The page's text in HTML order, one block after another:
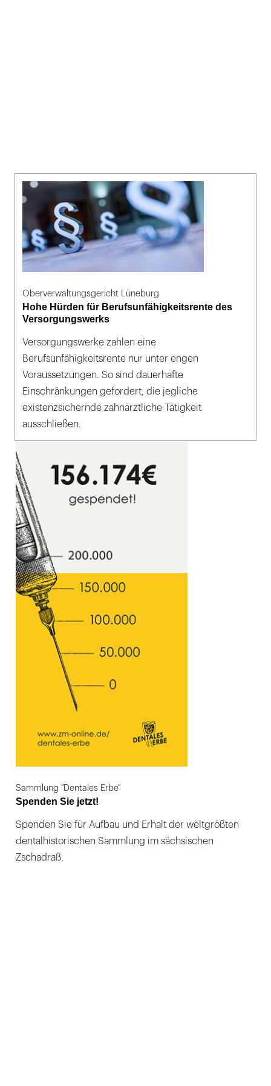
Oberverwaltungsgericht Lüneburg
Hohe Hürden für Berufsunfähigkeitsrente des
Versorgungswerks
Versorgungswerke zahlen eine
Berufsunfähigkeitsrente nur unter engen
Voraussetzungen. So sind dauerhafte
Einschränkungen gefordert, die jegliche
existenzsichernde zahnärztliche Tätigkeit
ausschließen.
Sammlung "Dentales Erbe"
Spenden Sie jetzt!
Spenden Sie für Aufbau und Erhalt der weltgrößten
dentalhistorischen Sammlung im sächsischen
Zschadraß.